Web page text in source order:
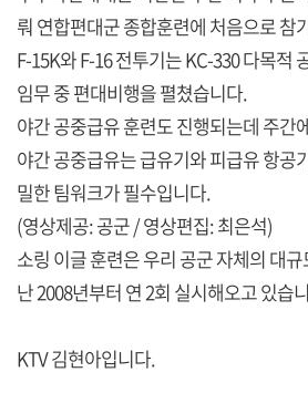
뤄 연합편대군 종합훈련에 처음으로 참
F-15K와 F-16 전투기는 KC-330 다목적
임무 중 편대비행을 펼쳤습니다.
야간 공중급유 훈련도 진행되는데 주간
야간 공중급유는 급유기와 피급유 항공
밀한 팀워크가 필수입니다.
(영상제공: 공군 / 영상편집: 최은석)
소링 이글 훈련은 우리 공군 자체의 대
난 2008년부터 연 2회 실시해오고 있습
KTV 김현아입니다.